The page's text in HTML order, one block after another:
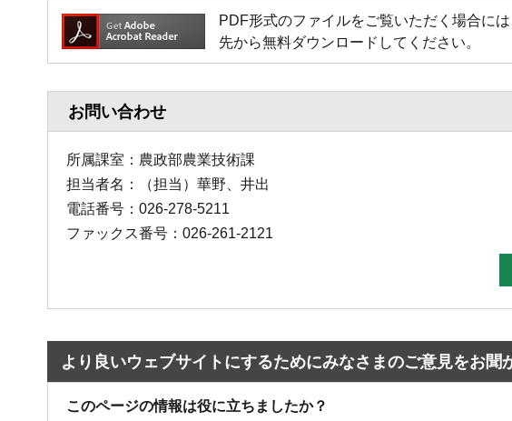
PDF形式のファイルをご覧いただく場合に
先から無料ダウンロードしてください。
お問い合わせ
所属課室：農政部農業技術課
担当者名：（担当）華野、井出
電話番号：026-278-5211
ファックス番号：026-261-2121
より良いウェブサイトにするためにみなさまのご意見をお聞
このページの情報は役に立ちましたか？